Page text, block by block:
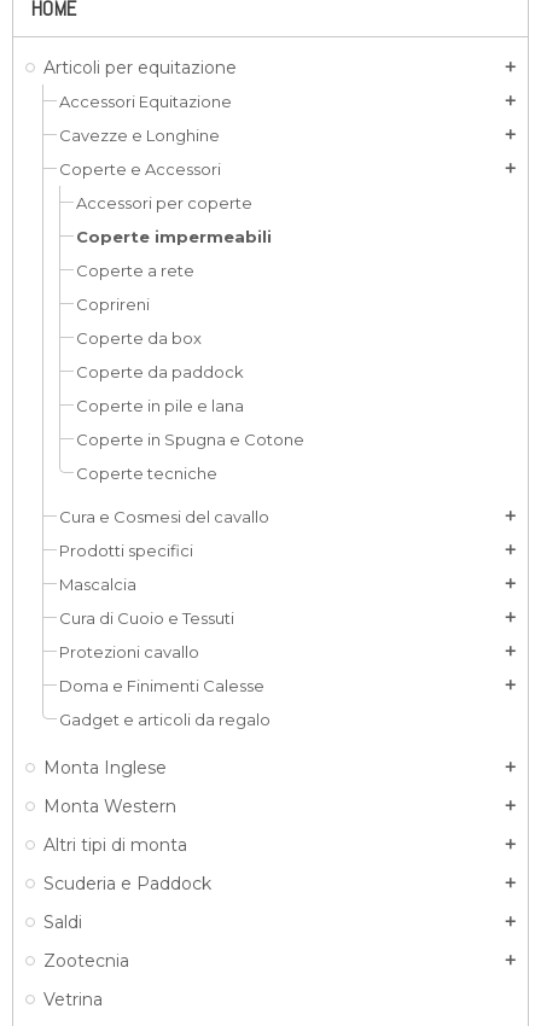
HOME
Articoli per equitazione add
Accessori Equitazione add
Cavezze e Longhine add
Coperte e Accessori add
Accessori per coperte
Coperte impermeabili
Coperte a rete
Coprireni
Coperte da box
Coperte da paddock
Coperte in pile e lana
Coperte in Spugna e Cotone
Coperte tecniche
Cura e Cosmesi del cavallo add
Prodotti specifici add
Mascalcia add
Cura di Cuoio e Tessuti add
Protezioni cavallo add
Doma e Finimenti Calesse add
Gadget e articoli da regalo
Monta Inglese add
Monta Western add
Altri tipi di monta add
Scuderia e Paddock add
Saldi add
Zootecnia add
Vetrina